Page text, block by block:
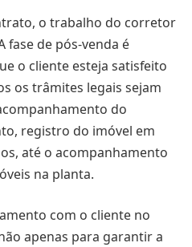
o trabalho do corretor
fase de pós-venda é
o cliente esteja satisfeito
os trâmites legais sejam
do
registro do imóvel em
até o acompanhamento
na planta.
com o cliente no
apenas para garantir a